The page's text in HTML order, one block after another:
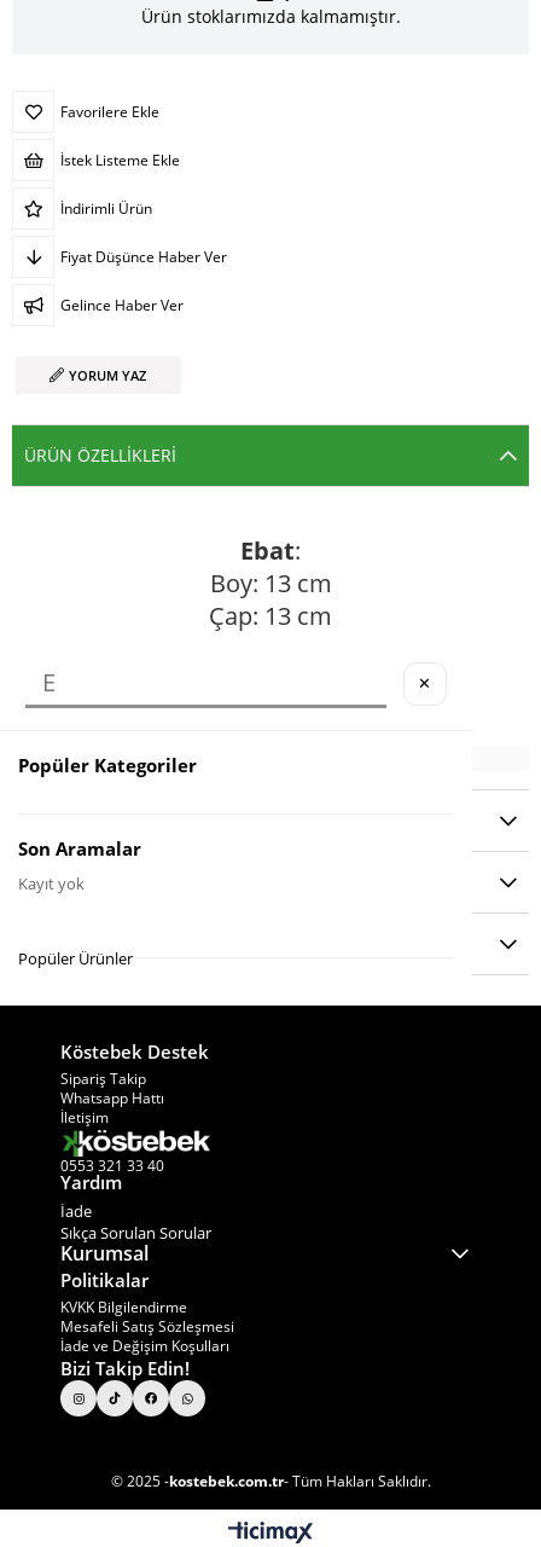
Ürün stoklarımızda kalmamıştır.
Favorilere Ekle
İstek Listeme Ekle
İndirimli Ürün
Fiyat Düşünce Haber Ver
Gelince Haber Ver
YORUM YAZ
ÜRÜN ÖZELLIKLERI
Ebat:
Boy: 13 cm
Çap: 13 cm
ÖDEME SEÇENEKLERI
Köstebek Destek
Sipariş Takip
Whatsapp Hattı
İletişim
0553 321 33 40
Yardım
İade
Sıkça Sorulan Sorular
Kurumsal
Politikalar
KVKK Bilgilendirme
Mesafeli Satış Sözleşmesi
İade ve Değişim Koşulları
Bizi Takip Edin!
© 2025 -kostebek.com.tr- Tüm Hakları Saklıdır.
✕
Popüler Kategoriler
Son Aramalar
Kayıt yok
Popüler Ürünler